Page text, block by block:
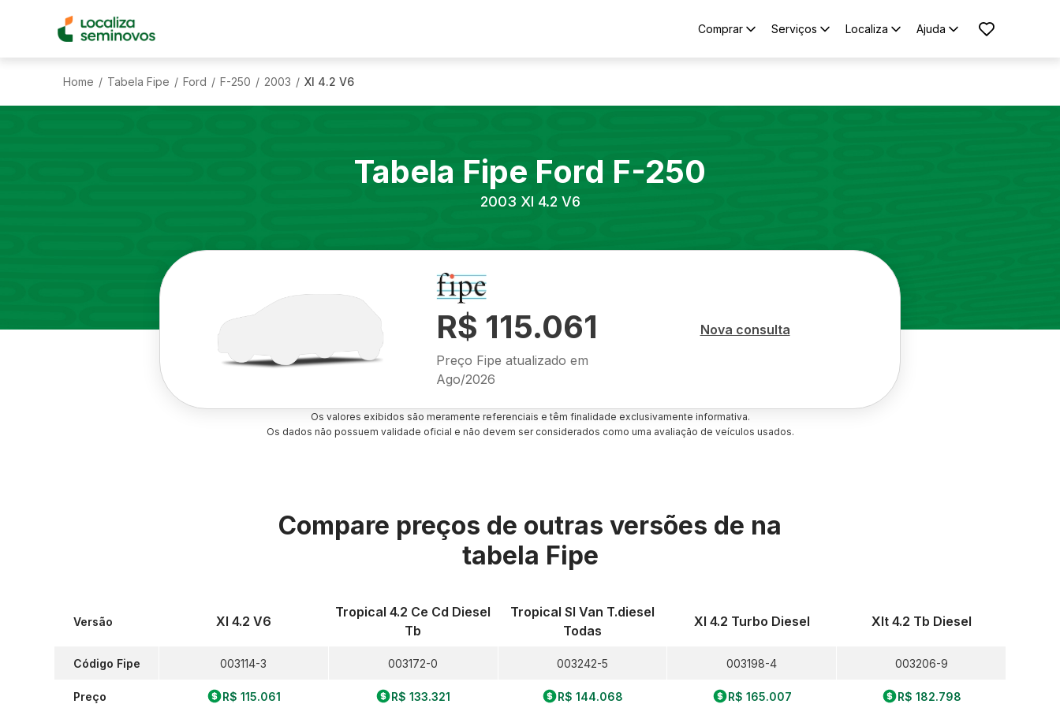
Comprar Serviços Localiza Ajuda
Home / Tabela Fipe / Ford / F-250 / 2003 / Xl 4.2 V6
Tabela Fipe Ford F-250
2003 Xl 4.2 V6
R$ 115.061
Preço Fipe atualizado em
Ago/2026
Nova consulta
Os valores exibidos são meramente referenciais e têm finalidade exclusivamente informativa.
Os dados não possuem validade oficial e não devem ser considerados como uma avaliação de veículos usados.
Compare preços de outras versões de na
tabela Fipe
Versão
Código Fipe
Preço
Xl 4.2 V6
003114-3
R$ 115.061
Tropical 4.2 Ce Cd Diesel
Tb
003172-0
R$ 133.321
Tropical Sl Van T.diesel
Todas
003242-5
R$ 144.068
Xl 4.2 Turbo Diesel
003198-4
R$ 165.007
Xlt 4.2 Tb Diesel
003206-9
R$ 182.798